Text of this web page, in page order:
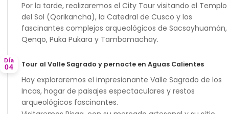
Por la tarde, realizaremos el City Tour visitando el Templo
del Sol (Qorikancha), la Catedral de Cusco y los
fascinantes complejos arqueológicos de Sacsayhuamán,
Qenqo, Puka Pukara y Tambomachay.
Día
04 Tour al Valle Sagrado y pernocte en Aguas Calientes
Hoy exploraremos el impresionante Valle Sagrado de los
Incas, hogar de paisajes espectaculares y restos
arqueológicos fascinantes.